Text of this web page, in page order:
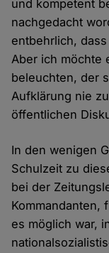
und kompetent
nachgedacht
entbehrlich,
Aber ich möchte
beleuchten, der
Aufklärung nie
öffentlichen
In den wenigen
Schulzeit zu
bei der
Kommandanten,
es möglich war,